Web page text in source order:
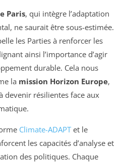
Paris, qui intègre l’adaptation
ne saurait être sous-estimée.
les Parties à renforcer les
ainsi l’importance d’agir
durable. Cela nous
la mission Horizon Europe,
devenir résilientes face aux
Climate-ADAPT et le
les capacités d’analyse et
des politiques. Chaque